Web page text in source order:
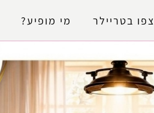
צפו בטריילר מי מופיע?